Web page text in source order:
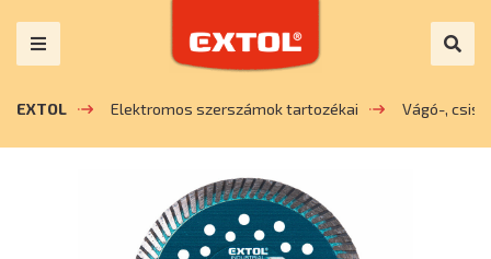
EXTOL Elektromos szerszámok tartozékai Vágó-,